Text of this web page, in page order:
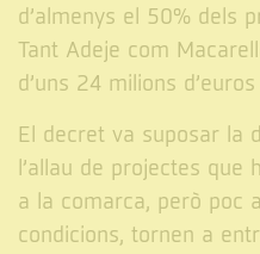
d’almenys el 50% dels
Tant Adeje com
d’uns 24 milions
El decret va suposar la
l’allau de projectes que
a la comarca, però poc
condicions, tornen a